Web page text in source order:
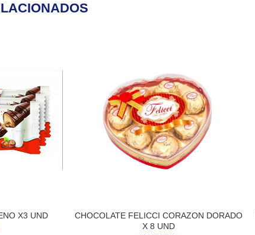
X3 UND
CHOCOLATE FELICCI CORAZON DORADO
X 8 UND